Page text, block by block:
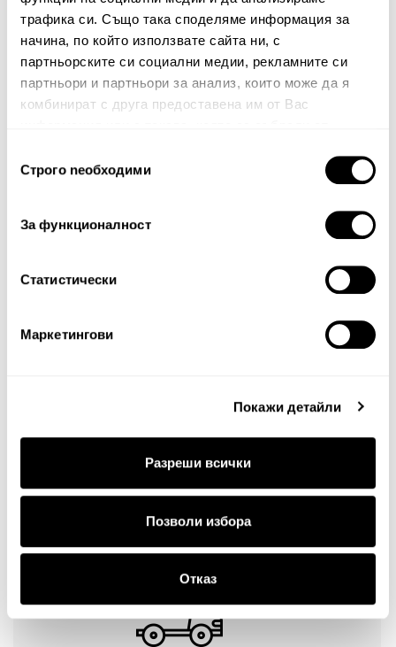
трафика си. Също така споделяме информация за
начина, по който използвате сайта ни, с
партньорските си социални медии, рекламните си
партньори и партньори за анализ, които може да я
комбинират с друга предоставена им от Вас
наСтрого nеобходими
За функционалност
Статистически
Маркетингови
Покажи детайли
Разреши всички
Позволи избора
Отказ
Вашият коментар:
Забележка: HTML не се поддържа!
Най-висока
Продължи